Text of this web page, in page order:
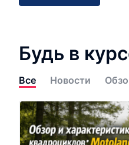
Будь в
Все Новости